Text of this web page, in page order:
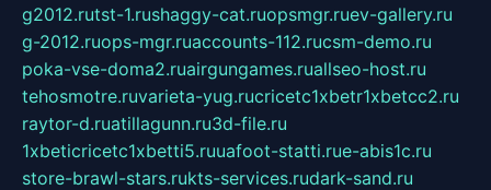
g2012.rutst-1.rushaggy-cat.ruopsmgr.ruev-gallery.ru
g-2012.ruops-mgr.ruaccounts-112.rucsm-demo.ru
poka-vse-doma2.ruairgungames.ruallseo-host.ru
tehosmotre.ruvarieta-yug.rucricetc1xbetr1xbetcc2.ru
raytor-d.ruatillagunn.ru3d-file.ru
1xbeticricetc1xbetti5.ruuafoot-statti.rue-abis1c.ru
store-brawl-stars.rukts-services.rudark-sand.ru